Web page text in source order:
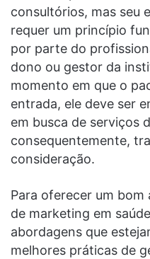
consultórios, mas seu
requer um princípio
por parte do
dono ou gestor da
momento em que o
entrada, ele deve ser
em busca de serviços
consequentemente,
consideração.
Para oferecer um
de marketing em
abordagens que
melhores práticas de